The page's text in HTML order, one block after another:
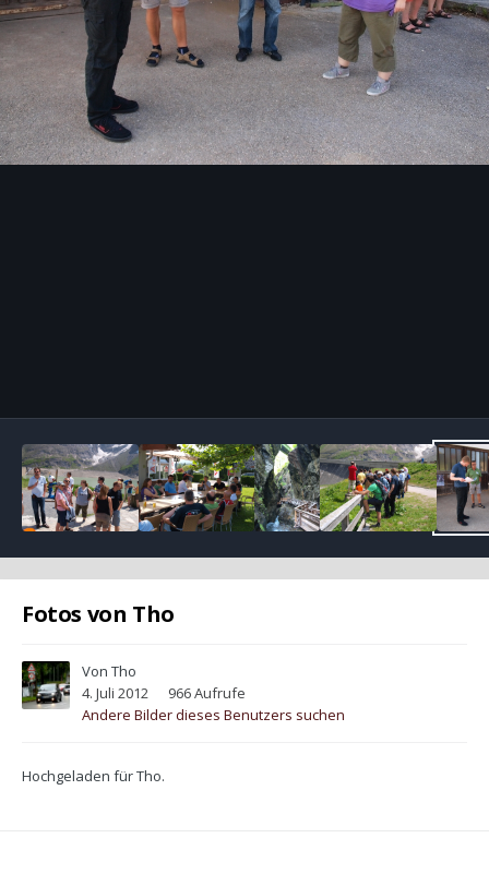
Fotos von Tho
Von Tho
4. Juli 2012
966 Aufrufe
Andere Bilder dieses Benutzers suchen
Hochgeladen für Tho.